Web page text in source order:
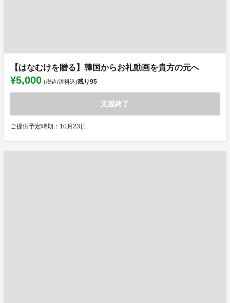
【はなむけを贈る】韓国からお礼動画を貴方の元へ
¥5,000 (税込/送料込)残り95
支援終了
ご提供予定時期：10月23日